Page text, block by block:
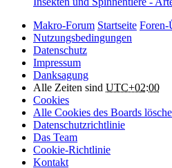
Makro-Forum Startseite Foren-
Nutzungsbedingungen
Datenschutz
Impressum
Danksagung
Alle Zeiten sind UTC+02:00
Cookies
Alle Cookies des Boards
Datenschutzrichtlinie
Das Team
Cookie-Richtlinie
Kontakt